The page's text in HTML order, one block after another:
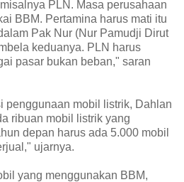
PLN. Masa perusahaan
BBM. Pertamina harus mati itu
Pak Nur (Nur Pamudji Dirut
keduanya. PLN harus
pasar bukan beban," saran
penggunaan mobil listrik, Dahlan
ribuan mobil listrik yang
depan harus ada 5.000 mobil
ujarnya.
yang menggunakan BBM,